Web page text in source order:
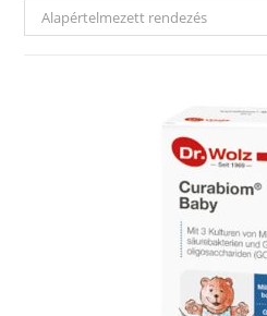
Alapértelmezett rendezés